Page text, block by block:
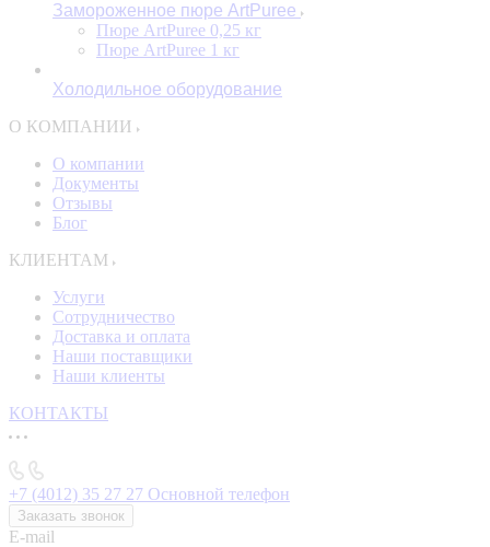
Замороженное пюре ArtPuree
Пюре ArtPuree 0,25 кг
Пюре ArtPuree 1 кг
Холодильное оборудование
О КОМПАНИИ
О компании
Документы
Отзывы
Блог
КЛИЕНТАМ
Услуги
Сотрудничество
Доставка и оплата
Наши поставщики
Наши клиенты
КОНТАКТЫ
+7 (4012) 35 27 27 Основной телефон
Заказать звонок
E-mail